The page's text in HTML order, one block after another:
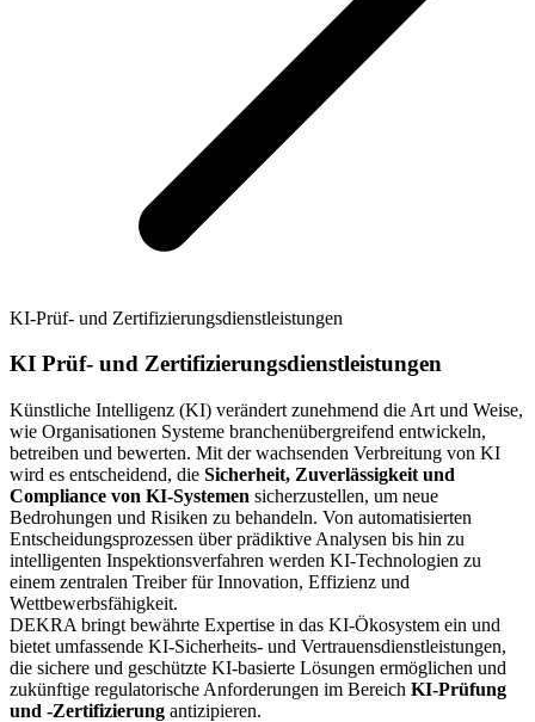
KI-Prüf- und Zertifizierungsdienstleistungen
KI Prüf- und Zertifizierungsdienstleistungen
Künstliche Intelligenz (KI) verändert zunehmend die Art und Weise,
wie Organisationen Systeme branchenübergreifend entwickeln,
betreiben und bewerten. Mit der wachsenden Verbreitung von KI
wird es entscheidend, die Sicherheit, Zuverlässigkeit und
Compliance von KI-Systemen sicherzustellen, um neue
Bedrohungen und Risiken zu behandeln. Von automatisierten
Entscheidungsprozessen über prädiktive Analysen bis hin zu
intelligenten Inspektionsverfahren werden KI-Technologien zu
einem zentralen Treiber für Innovation, Effizienz und
Wettbewerbsfähigkeit.
DEKRA bringt bewährte Expertise in das KI-Ökosystem ein und
bietet umfassende KI-Sicherheits- und Vertrauensdienstleistungen,
die sichere und geschützte KI-basierte Lösungen ermöglichen und
zukünftige regulatorische Anforderungen im Bereich KI-Prüfung
und -Zertifizierung antizipieren.